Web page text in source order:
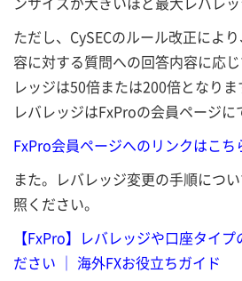
ただし、CySECのルール改正によ
容に対する質問への回答内容に応
レッジは50倍または200倍となりま
レバレッジはFxProの会員ページに
FxPro会員ページへのリンクはこち
また。レバレッジ変更の手順につ
照ください。
【FxPro】レバレッジや口座タイ
ださい ｜ 海外FXお役立ちガイド